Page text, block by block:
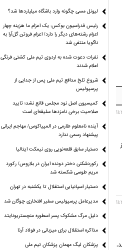
می‌آید؟
شده!
لیونل مسی چگونه وارد باشگاه میلیاردها شد؟
رئیس فدراسیون بوکس: یک اعزام ما هزینه چهار
اعزام رشته‌های دیگر را دارد/ اعزام فروتن گل‌آرا به
ناگویا منتفی شد
نفرات دعوت شده به اردوی تیم ملی کشتی فرنگی
اعلام شدند
شروع تلخ مدافع تیم ملی پس از جدایی از
پرسپولیس
کمیسیون اصل نود مجلس قانع نشد؛ تایید
صلاحیت برخی نامزدها سلیقه‌ای است
آینده نامعلوم طارمی در المپیاکوس/ مهاجم ایرانی
پیشنهاد رسمی ندارد
دستیار سابق قلعه‌نویی روی نیمکت ایتالیا
رکوردشکنی دختر دونده ایران در بلاروس/ رکورد
مریم طوسی شکسته شد
دستیار اسپانیایی استقلال تا یکشنبه در تهران
مدیرعامل پرسپولیس سفیر افتخاری چوگان شد
دلیل مرگ مشکوک پسر اسطوره منچستریونایتد
مذاکره استقلال برای میزبانی در فولاد آرنا
پزشکان لیگ مهمان پزشکان تیم ملی